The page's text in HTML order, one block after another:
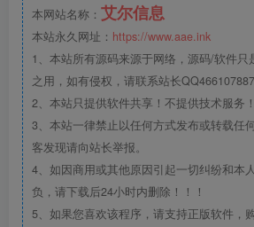
本网站名称： 艾尔信息
本站永久网址： https://www.aae.ink
1、本站所有源码来源于网络，源码/软件只
之用，如有侵权，请联系站长
2、本站只提供软件共享！不提供技术服务！
3、本站一律禁止以任何方式发布或转载任
客发现请向站长举报。
4、如因商用或其他原因引起一切纠纷和本
负，请下载后24小时内删除！！！
5、如果您喜欢该程序，请支持正版软件，